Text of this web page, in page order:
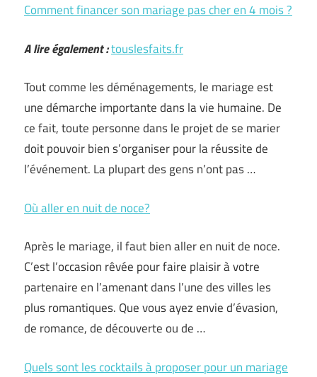
Comment financer son mariage pas cher en 4 mois ?
A lire également :touslesfaits.fr
Tout comme les déménagements, le mariage est
une démarche importante dans la vie humaine. De
ce fait, toute personne dans le projet de se marier
doit pouvoir bien s’organiser pour la réussite de
l’événement. La plupart des gens n’ont pas …
Où aller en nuit de noce?
Après le mariage, il faut bien aller en nuit de noce.
C’est l’occasion rêvée pour faire plaisir à votre
partenaire en l’amenant dans l’une des villes les
plus romantiques. Que vous ayez envie d’évasion,
de romance, de découverte ou de …
Quels sont les cocktails à proposer pour un mariage